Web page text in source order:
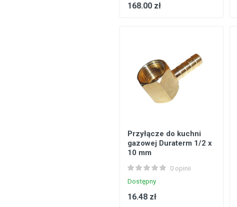
168.00 zł
Przyłącze do kuchni
gazowej Duraterm 1/2 x
10 mm
0 opinii
Dostępny
16.48 zł